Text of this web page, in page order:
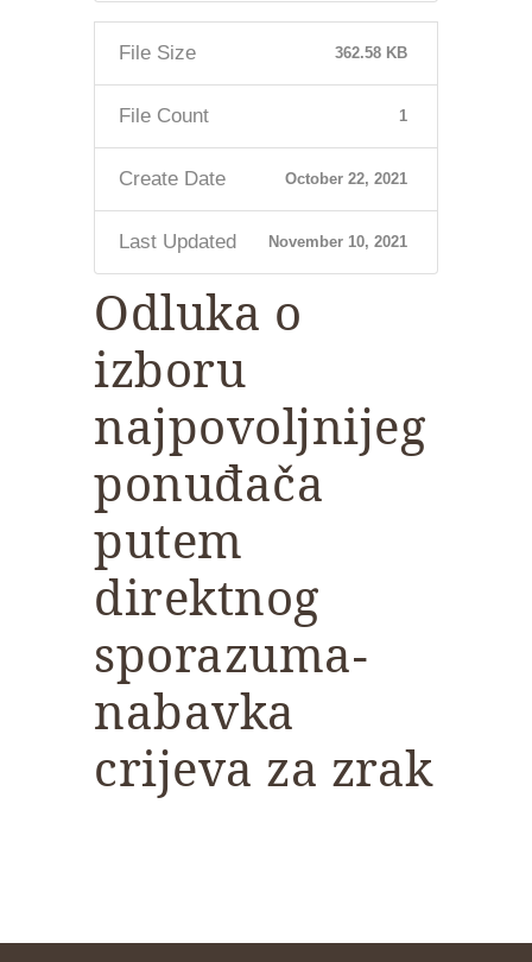
File Size 362.58 KB
File Count 1
Create Date October 22, 2021
Last Updated November 10, 2021
Odluka o
izboru
najpovoljnijeg
ponuđača
putem
direktnog
sporazuma-
nabavka
crijeva za zrak